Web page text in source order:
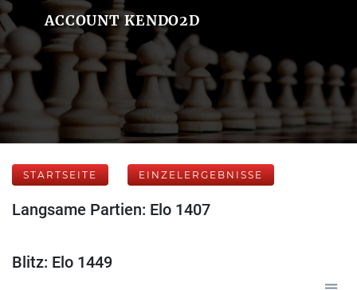
ACCOUNT KENDO2D
STARTSEITE EINZELERGEBNISSE
Langsame Partien: Elo 1407
Blitz: Elo 1449